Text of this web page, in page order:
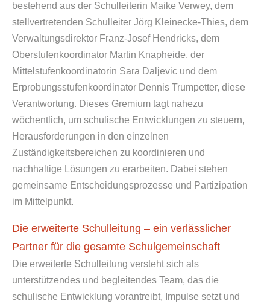
bestehend aus der Schulleiterin Maike Verwey, dem
stellvertretenden Schulleiter Jörg Kleinecke-Thies, dem
Verwaltungsdirektor Franz-Josef Hendricks, dem
Oberstufenkoordinator Martin Knapheide, der
Mittelstufenkoordinatorin Sara Daljevic und dem
Erprobungsstufenkoordinator Dennis Trumpetter, diese
Verantwortung. Dieses Gremium tagt nahezu
wöchentlich, um schulische Entwicklungen zu steuern,
Herausforderungen in den einzelnen
Zuständigkeitsbereichen zu koordinieren und
nachhaltige Lösungen zu erarbeiten. Dabei stehen
gemeinsame Entscheidungsprozesse und Partizipation
im Mittelpunkt.
Die erweiterte Schulleitung – ein verlässlicher
Partner für die gesamte Schulgemeinschaft
Die erweiterte Schulleitung versteht sich als
unterstützendes und begleitendes Team, das die
schulische Entwicklung vorantreibt, Impulse setzt und